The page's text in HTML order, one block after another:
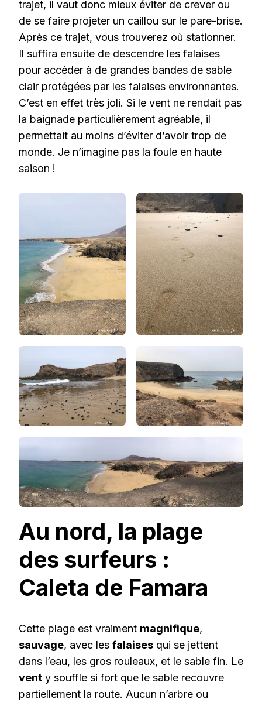
trajet, il vaut donc mieux éviter de crever ou
de se faire projeter un caillou sur le pare-brise.
Après ce trajet, vous trouverez où stationner.
Il suffira ensuite de descendre les falaises
pour accéder à de grandes bandes de sable
clair protégées par les falaises environnantes.
C’est en effet très joli. Si le vent ne rendait pas
la baignade particulièrement agréable, il
permettait au moins d’éviter d’avoir trop de
monde. Je n’imagine pas la foule en haute
saison !
Au nord, la plage
des surfeurs :
Caleta de Famara
Cette plage est vraiment magnifique,
sauvage, avec les falaises qui se jettent
dans l’eau, les gros rouleaux, et le sable fin. Le
vent y souffle si fort que le sable recouvre
partiellement la route. Aucun n’arbre ou